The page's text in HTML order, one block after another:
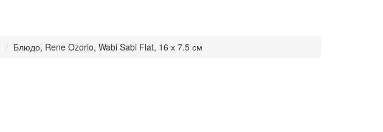
Блюдо, Rene Ozorio, Wabi Sabi Flat, 16 х 7.5 см